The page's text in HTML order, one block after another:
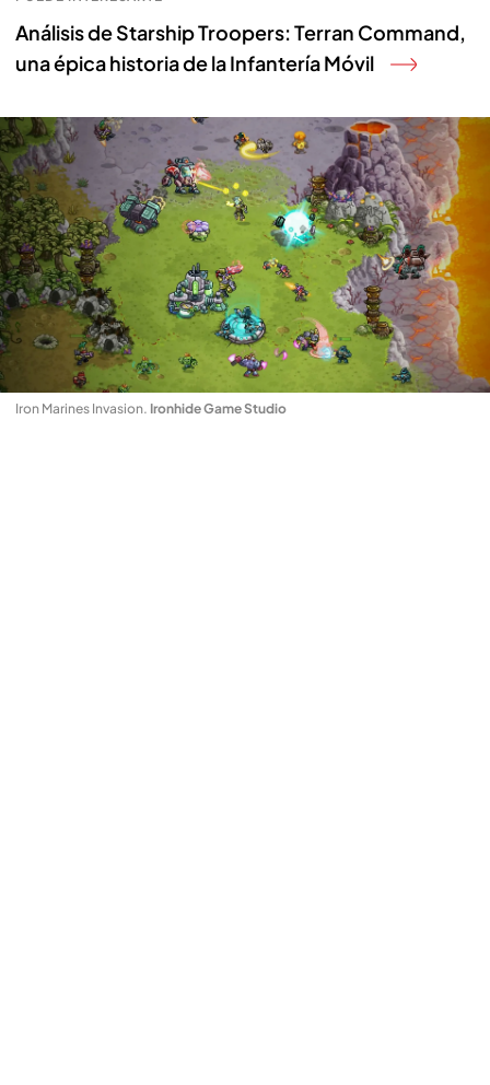
Análisis de Starship Troopers: Terran Command,
una épica historia de la Infantería Móvil
Iron Marines Invasion. Ironhide Game Studio